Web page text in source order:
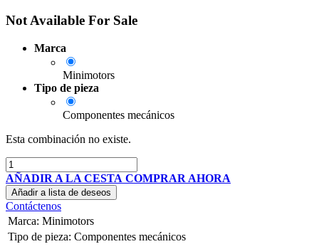
Not Available For Sale
Marca
Minimotors
Tipo de pieza
Componentes mecánicos
Esta combinación no existe.
AÑADIR A LA CESTA COMPRAR AHORA
Añadir a lista de deseos
Contáctenos
Marca: Minimotors
Tipo de pieza: Componentes mecánicos